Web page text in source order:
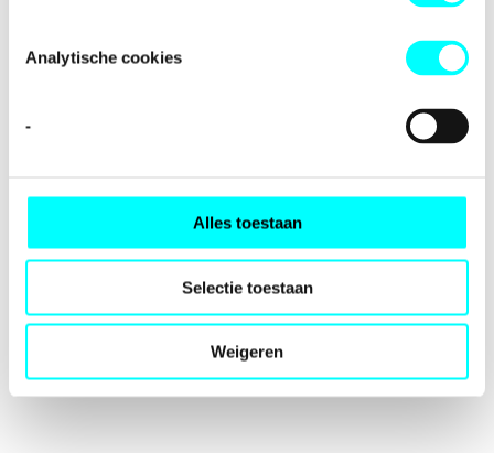
Analytische cookies
-
Alles toestaan
Selectie toestaan
Weigeren